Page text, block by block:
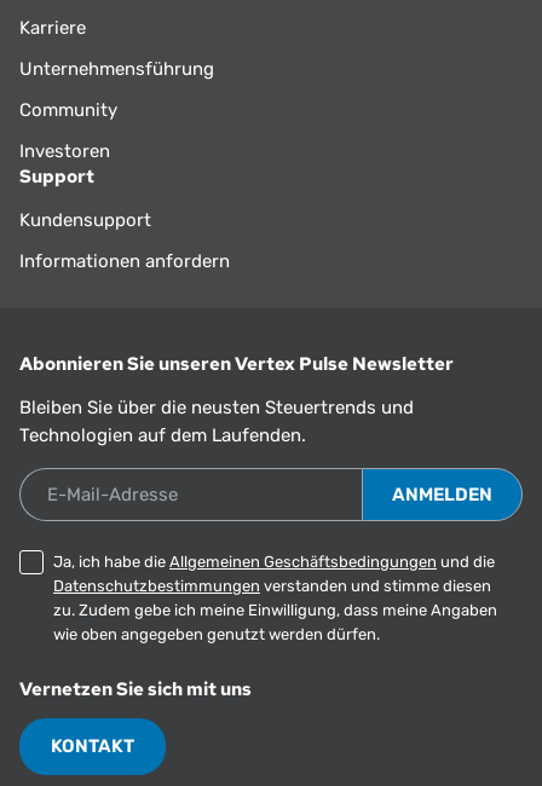
Karriere
Unternehmensführung
Community
Investoren
Support
Kundensupport
Informationen anfordern
Abonnieren Sie unseren Vertex Pulse Newsletter
Bleiben Sie über die neusten Steuertrends und
Technologien auf dem Laufenden.
E-Mail-Adresse
Ja, ich habe die Allgemeinen Geschäftsbedingungen und die
Datenschutzbestimmungen verstanden und stimme diesen
zu. Zudem gebe ich meine Einwilligung, dass meine Angaben
wie oben angegeben genutzt werden dürfen.
Vernetzen Sie sich mit uns
KONTAKT